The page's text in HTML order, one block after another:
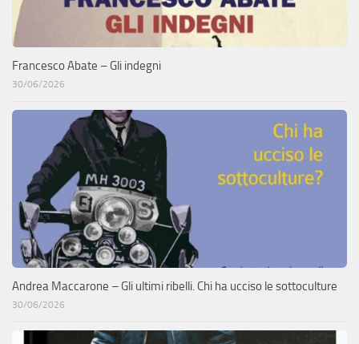
Francesco Abate – Gli indegni
30/06/2026
Andrea Maccarone – Gli ultimi ribelli. Chi ha ucciso le sottoculture
30/06/2026